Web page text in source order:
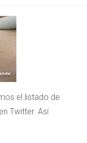
el listado de
Twitter. Así